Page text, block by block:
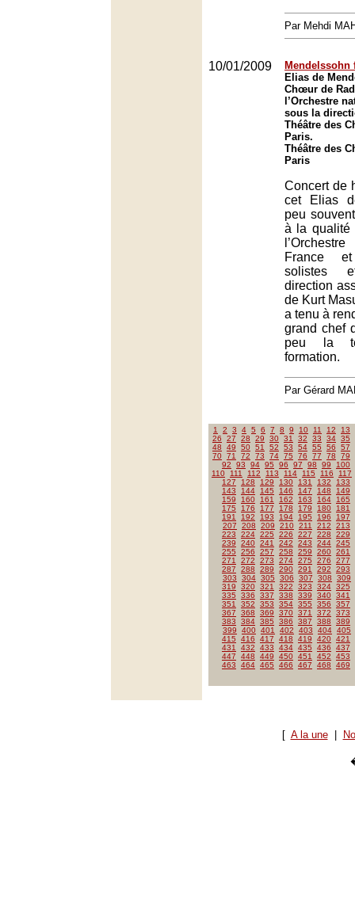
Par Mehdi
10/01/2009
Mendelssohn
Elias de
Chœur de
l’Orchestre
sous la
Théâtre des
Paris.
Théâtre des
Paris
Concert de
cet Elias
peu
à la
France
solistes
direction
de Kurt
a tenu à
grand chef
peu la
formation.
Par Gérard
1 2 3 4 5 6 7 8 9 10 11 12
13
26
27 28 29 30 31 32 33 34 35
48
49 50 51 52 53 54 55 56
57
70 71 72 73 74 75 76 77 78
79
92
93 94 95 96 97 98 99
100
110
111 112 113 114 115 116
117
127
128 129 130 131 132
133
143
144 145 146 147 148
149
159
160 161 162 163 164
165
175
176 177 178 179 180
181
191
192 193 194 195 196
197
207
208 209 210 211 212
213
223
224 225 226 227 228
229
239
240 241 242 243 244 245
255
256 257 258 259 260 261
271
272 273 274 275 276
277
287
288 289 290 291 292
293
303
304 305 306 307 308
309
319
320 321 322 323 324 325
335
336 337 338 339 340 341
351
352 353 354 355 356
357
367
368 369 370 371 372
373
383
384 385 386 387 388
389
399
400 401 402 403 404 405
415
416 417 418 419 420 421
431
432 433 434 435 436
437
447
448 449 450 451 452
453
463
464 465 466 467 468 469
[ A la une|